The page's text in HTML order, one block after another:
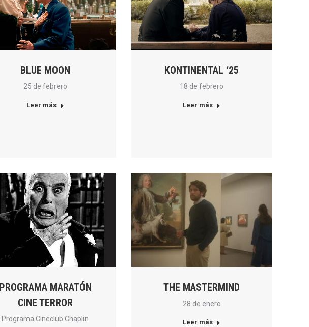
BLUE MOON
25 de febrero
Leer más
KONTINENTAL ‘25
18 de febrero
Leer más
PROGRAMA MARATÓN
CINE TERROR
Programa Cineclub Chaplin
THE MASTERMIND
28 de enero
Leer más